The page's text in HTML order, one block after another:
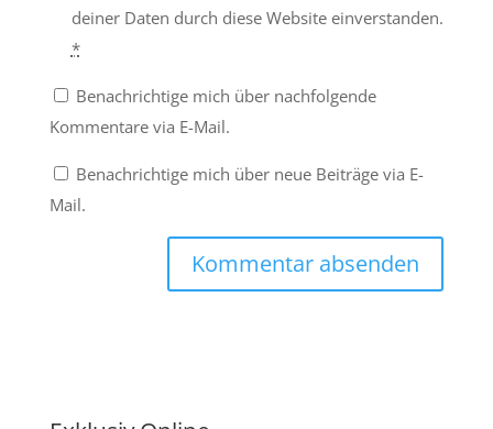
deiner Daten durch diese Website einverstanden.
*
Benachrichtige mich über nachfolgende
Kommentare via E-Mail.
Benachrichtige mich über neue Beiträge via E-
Mail.